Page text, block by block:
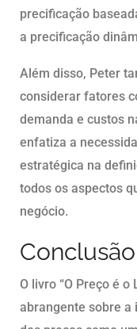
precificação
a precificação
Além disso, Peter
considerar fatores
demanda e custos
enfatiza a
estratégica na
todos os aspectos
negócio.
Conclusão
O livro “O Preço é
abrangente sobre a